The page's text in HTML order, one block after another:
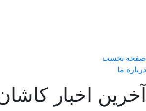
صفحه نخست
درباره ما
آخرین اخبار